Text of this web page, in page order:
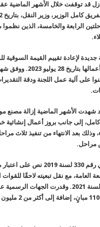
قد توقفت خلال الأشهر الماضية
الرابعة والخامسة، الذين
لإعادة تقييم القيمة السوقية
إزالتها، وقد أنهت اللجنة
على آلية عمل اللجنة ودقة
الأشهر الماضية إزالة مصنع
إلى جانب بروز أعمال إنشائية
وذلك بعد الانتهاء من تنفيذ ثلاث
مراحل.
يُذكر أن القرار الجمهوري رقم 330 لسنة
العامة، مع نقل تبعيته لاحقًا
بموجب القرار رقم 465 لسنة 2021. وقدرت الجهات
السكنية في المنطقة